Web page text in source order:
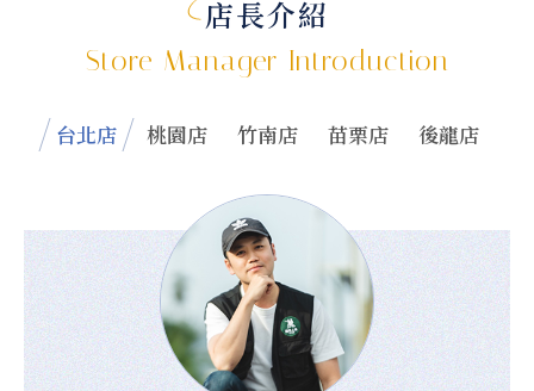
店長介紹
Store Manager Introduction
台北店 桃園店 竹南店 苗栗店 後龍店